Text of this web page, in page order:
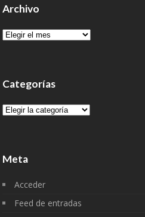
Archivo
Archivo
Categorías
Categorías
Meta
Acceder
Feed de entradas